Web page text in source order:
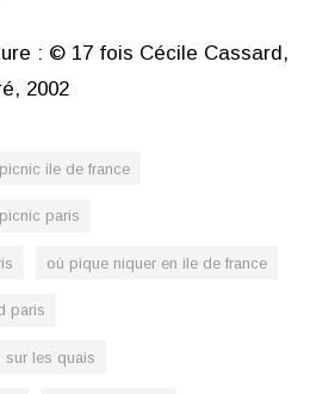
: © 17 fois Cécile Cassard,
2002
ile de france
paris
où pique niquer en ile de france
paris
sur les quais